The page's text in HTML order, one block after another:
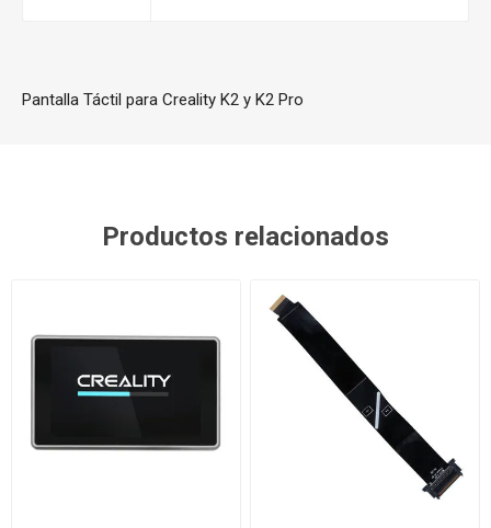
Pantalla Táctil para Creality K2 y K2 Pro
Productos relacionados